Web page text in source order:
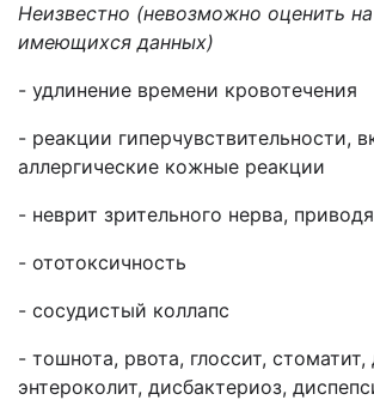
Неизвестно (невозможно оценить
имеющихся данных)
- удлинение времени кровотечения
- реакции гиперчувствительности,
аллергические кожные реакции
- неврит зрительного нерва,
- ототоксичность
- сосудистый коллапс
- тошнота, рвота, глоссит, стоматит,
энтероколит, дисбактериоз,